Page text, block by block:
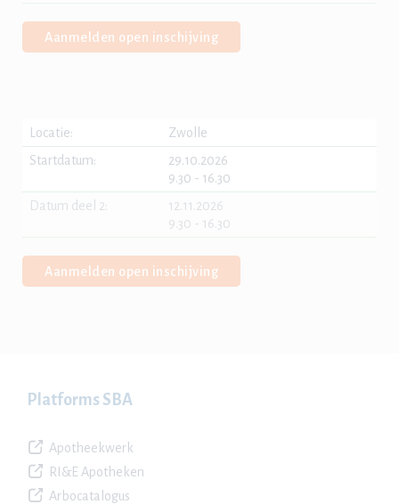
Aanmelden open inschijving
Locatie:
Zwolle
Startdatum:
29.10.2026
9.30 - 16.30
Datum deel 2:
12.11.2026
9.30 - 16.30
Aanmelden open inschijving
Platforms SBA
Apotheekwerk
RI&E Apotheken
Arbocatalogus